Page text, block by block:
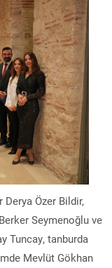
Derya Özer Bildir,
Seymenoğlu ve
Tuncay, tanburda
Mevlüt Gökhan